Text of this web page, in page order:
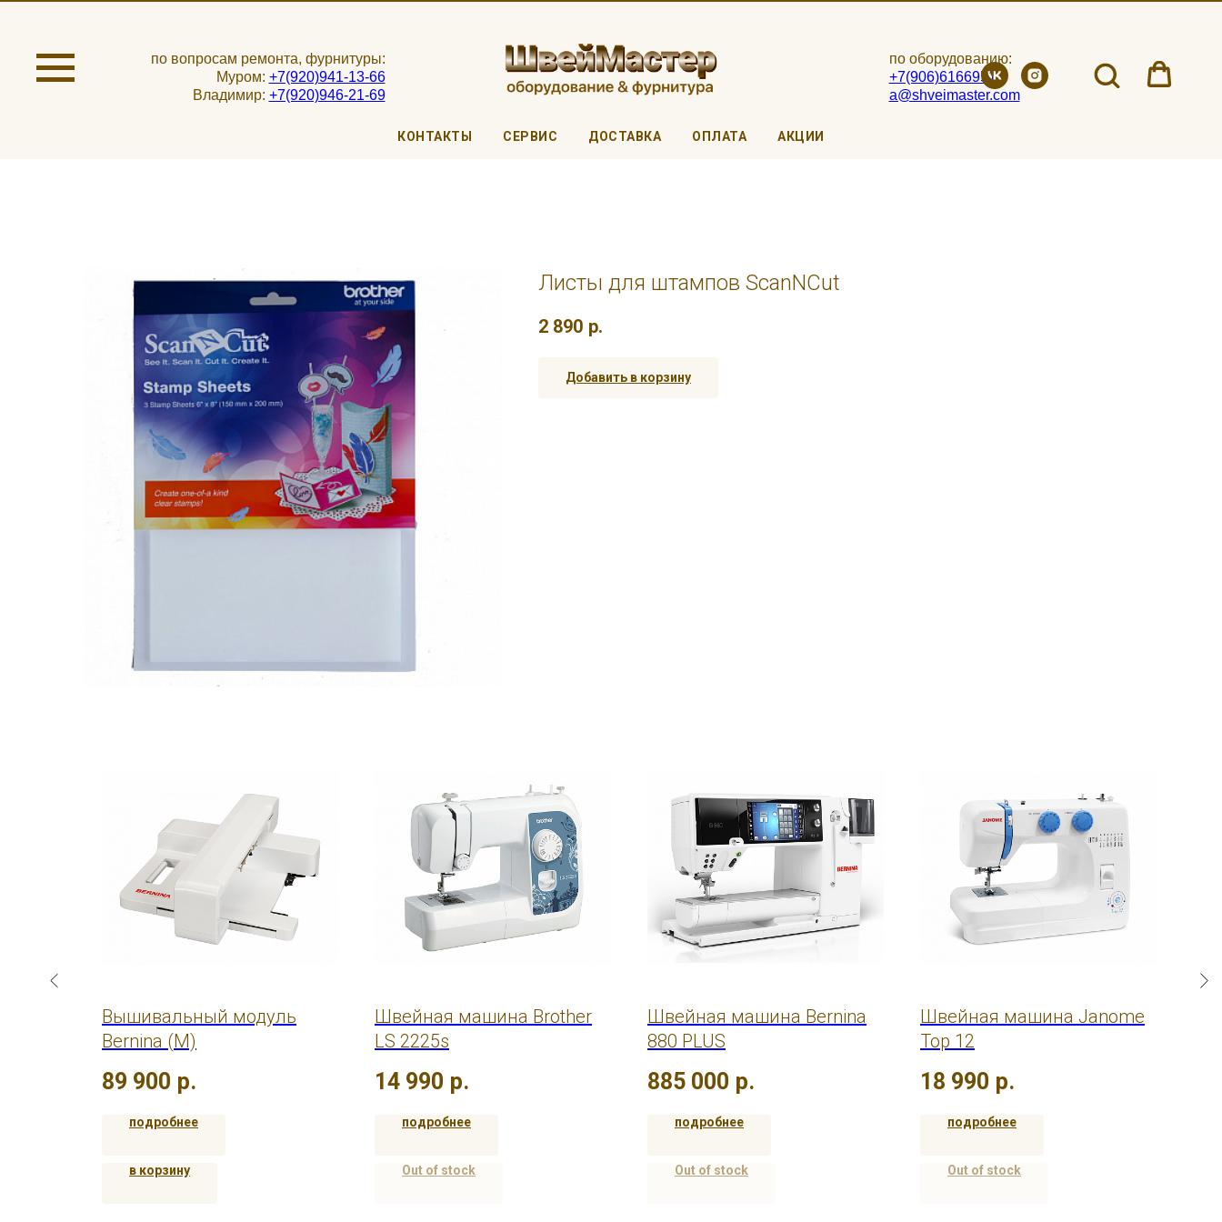
по вопросам ремонта, фурнитуры:
Муром: +7(920)941-13-66
Владимир: +7(920)946-21-69
по оборудованию:
+7(906)6166951
a@shveimaster.com
КОНТАКТЫ СЕРВИС ДОСТАВКА ОПЛАТА АКЦИИ
Листы для штампов ScanNCut
2 890 р.
Добавить в корзину
Вышивальный модуль
Bernina (M)
89 900 р.
подробнее
в корзину
Швейная машина Brother
LS 2225s
14 990 р.
подробнее
Out of stock
Швейная машина Bernina
880 PLUS
885 000 р.
подробнее
Out of stock
Швейная машина Janome
Top 12
18 990 р.
подробнее
Out of stock